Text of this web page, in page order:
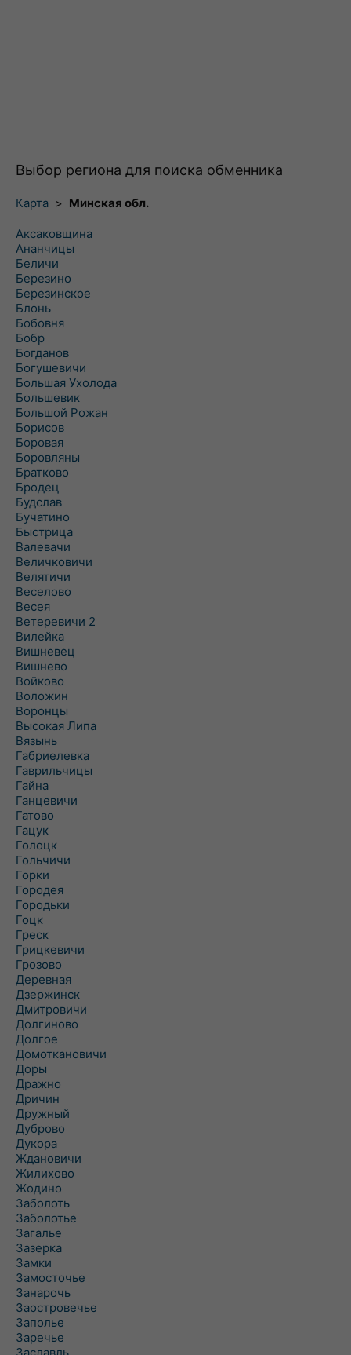
Выбор региона для поиска обменника
Карта > Минская обл.
Аксаковщина
Ананчицы
Беличи
Березино
Березинское
Блонь
Бобовня
Бобр
Богданов
Богушевичи
Большая Ухолода
Большевик
Большой Рожан
Борисов
Боровая
Боровляны
Братково
Бродец
Будслав
Бучатино
Быстрица
Валевачи
Величковичи
Велятичи
Веселово
Весея
Ветеревичи 2
Вилейка
Вишневец
Вишнево
Войково
Воложин
Воронцы
Высокая Липа
Вязынь
Габриелевка
Гаврильчицы
Гайна
Ганцевичи
Гатово
Гацук
Голоцк
Гольчичи
Горки
Городея
Городьки
Гоцк
Греск
Грицкевичи
Грозово
Деревная
Дзержинск
Дмитровичи
Долгиново
Долгое
Домоткановичи
Доры
Дражно
Дричин
Дружный
Дуброво
Дукора
Ждановичи
Жилихово
Жодино
Заболоть
Заболотье
Загалье
Зазерка
Замки
Замосточье
Занарочь
Заостровечье
Заполье
Заречье